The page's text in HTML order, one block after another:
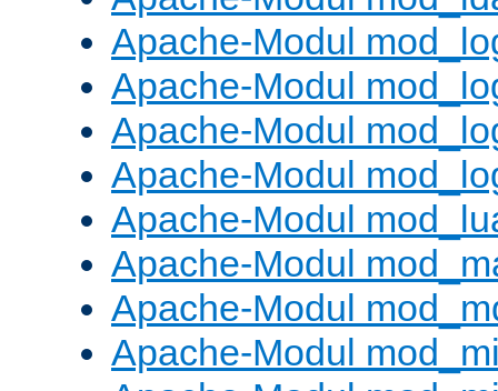
Apache-Modul
Apache-Modul
Apache-Modul
Apache-Modul
Apache-Modul
Apache-Modul
Apache-Modul
Apache-Modul